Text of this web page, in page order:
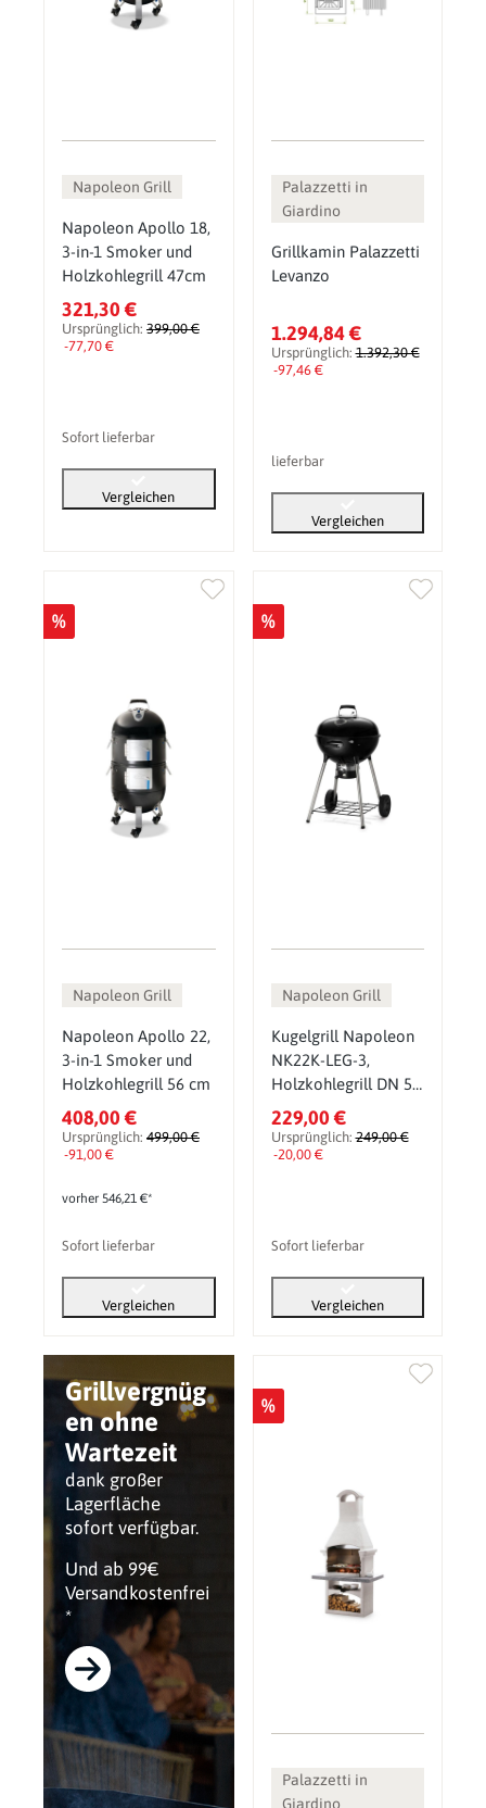
Grillvergnüg
en ohne
Wartezeit
dank großer
Lagerfläche
sofort verfügbar.
Und ab 99€
Versandkostenfrei
*
Napoleon Grill
Napoleon Apollo 18,
3-in-1 Smoker und
Holzkohlegrill 47cm
321,30 €
Ursprünglich: 399,00 €
-77,70 €
Sofort lieferbar
Vergleichen
Palazzetti in
Giardino
Grillkamin Palazzetti
Levanzo
1.294,84 €
Ursprünglich:1.392,30 €
-97,46 €
lieferbar
Vergleichen
%
Napoleon Grill
Napoleon Apollo 22,
3-in-1 Smoker und
Holzkohlegrill 56 cm
408,00 €
Ursprünglich: 499,00 €
-91,00 €
vorher 546,21 €*
Sofort lieferbar
Vergleichen
%
Napoleon Grill
Kugelgrill Napoleon
NK22K-LEG-3,
Holzkohlegrill DN 57
cm
229,00 €
Ursprünglich:249,00 €
-20,00 €
Sofort lieferbar
Vergleichen
%
Palazzetti in
Giardino